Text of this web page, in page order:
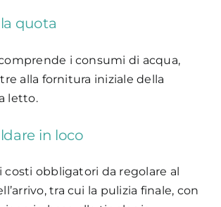
quota
i consumi di acqua,
alla fornitura iniziale della
letto.
in loco
costi obbligatori da regolare al
tra cui la pulizia finale, con